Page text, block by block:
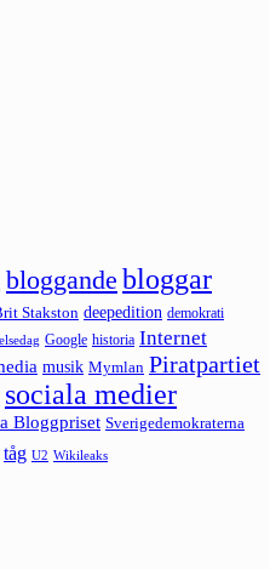
bloggande bloggar
Stakston deepedition demokrati
Google historia Internet
musik Mymlan Piratpartiet
sociala medier
Bloggpriset Sverigedemokraterna
tåg U2 Wikileaks